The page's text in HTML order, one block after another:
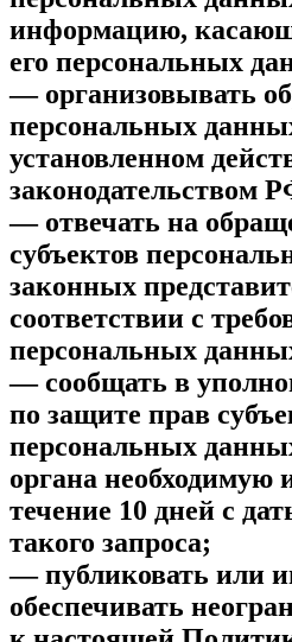
информацию,
его персональных
— организовывать
персональных
установленном
законодательством
— отвечать на
субъектов
законных
соответствии с
персональных
— сообщать в
по защите прав
персональных
органа
течение 10 дней с
такого запроса;
— публиковать или
обеспечивать